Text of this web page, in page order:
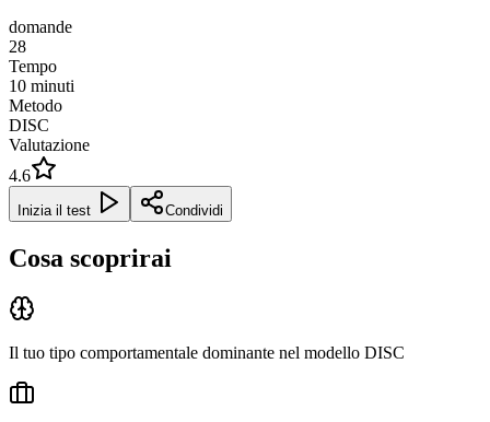
domande
28
Tempo
10 minuti
Metodo
DISC
Valutazione
4.6
Inizia il test Condividi
Cosa scoprirai
Il tuo tipo comportamentale dominante nel modello DISC